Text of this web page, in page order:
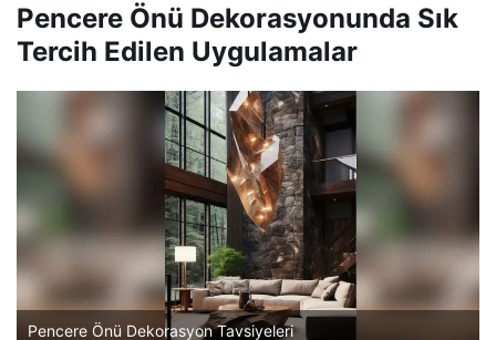
Pencere Önü Dekorasyonunda Sık
Tercih Edilen Uygulamalar
Pencere Önü Dekorasyon Tavsiyeleri